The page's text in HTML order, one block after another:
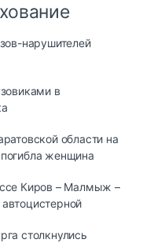
нарушителей
в
области на
женщина
Киров – Малмыж –
столкнулись